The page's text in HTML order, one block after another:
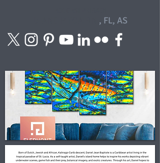
, FL, AS